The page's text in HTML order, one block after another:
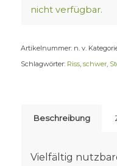
nicht verfügbar.
Artikelnummer: n. v.
Schlagwörter: Riss, schwer,
Beschreibung
Vielfältig